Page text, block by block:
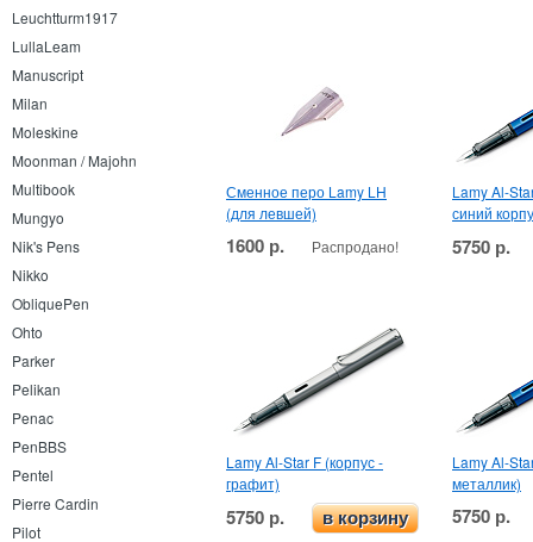
Leuchtturm1917
LullaLeam
Manuscript
Milan
Moleskine
Moonman / Majohn
Multibook
Mungyo
Nik's Pens
Nikko
ObliquePen
Ohto
Parker
Pelikan
Penac
PenBBS
Pentel
Pierre Cardin
Pilot
Сменное перо Lamy LH
(для левшей)
1600 р. Распродано!
Lamy Al-
синий
5750 р.
Lamy Al-Star F (корпус -
графит)
5750 р. в корзину
Lamy Al-
металлик)
5750 р.